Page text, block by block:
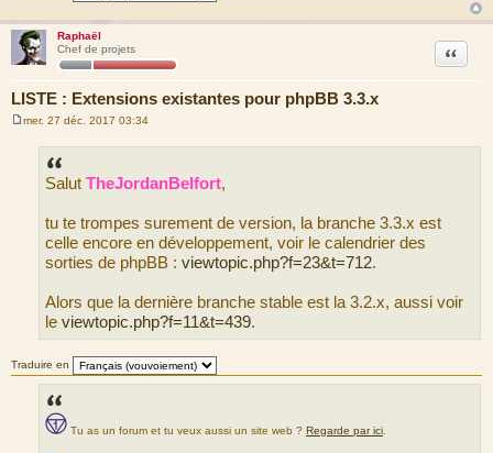
Raphaël
Chef de projets
LISTE : Extensions existantes pour phpBB 3.3.x
Citation
mer. 27 déc. 2017 03:34
Salut TheJordanBelfort,
tu te trompes surement de version, la branche 3.3.x est
celle encore en développement, voir le calendrier des
sorties de phpBB : viewtopic.php?f=23&t=712.
Alors que la dernière branche stable est la 3.2.x, aussi voir
le viewtopic.php?f=11&t=439.
Traduire en
Tu as un forum et tu veux aussi un site web ? Regarde par ici.